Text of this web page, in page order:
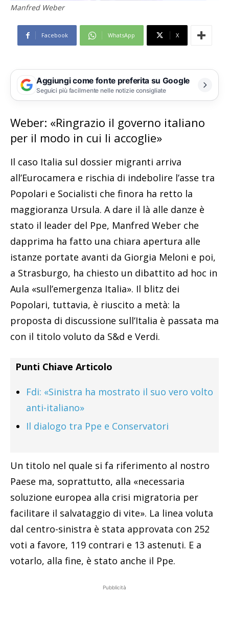
Manfred Weber
Facebook WhatsApp X
Aggiungi come fonte preferita su Google
Seguici più facilmente nelle notizie consigliate
Weber: «Ringrazio il governo italiano
per il modo in cui li accoglie»
Il caso Italia sul dossier migranti arriva
all’Eurocamera e rischia di indebolire l’asse tra
Popolari e Socialisti che finora ha retto la
maggioranza Ursula. A dare il là alle danze è
stato il leader del Ppe, Manfred Weber che
dapprima ha fatto una chiara apertura alle
istanze portate avanti da Giorgia Meloni e poi,
a Strasburgo, ha chiesto un dibattito ad hoc in
Aula «sull’emergenza Italia». Il blitz dei
Popolari, tuttavia, è riuscito a metà: la
proposta di discussione sull’Italia è passata ma
con il titolo voluto da S&d e Verdi.
Punti Chiave Articolo
Fdi: «Sinistra ha mostrato il suo vero volto
anti-italiano»
Il dialogo tra Ppe e Conservatori
Un titolo nel quale si fa riferimento al nostro
Paese ma, soprattutto, alla «necessaria
soluzione europea alla crisi migratoria per
facilitare il salvataggio di vite». La linea voluta
dal centro-sinistra è stata approvata con 252
voti a favore, 119 contrari e 13 astenuti. E a
votarlo, alla fine, è stato anche il Ppe.
Pubblicità